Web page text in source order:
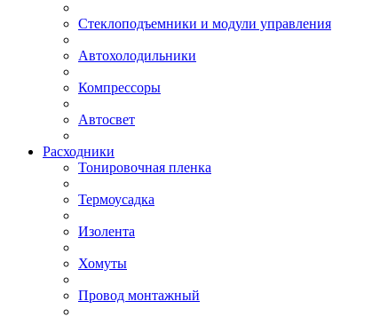
Стеклоподъемники и модули управления
Автохолодильники
Компрессоры
Автосвет
Расходники
Тонировочная пленка
Термоусадка
Изолента
Хомуты
Провод монтажный